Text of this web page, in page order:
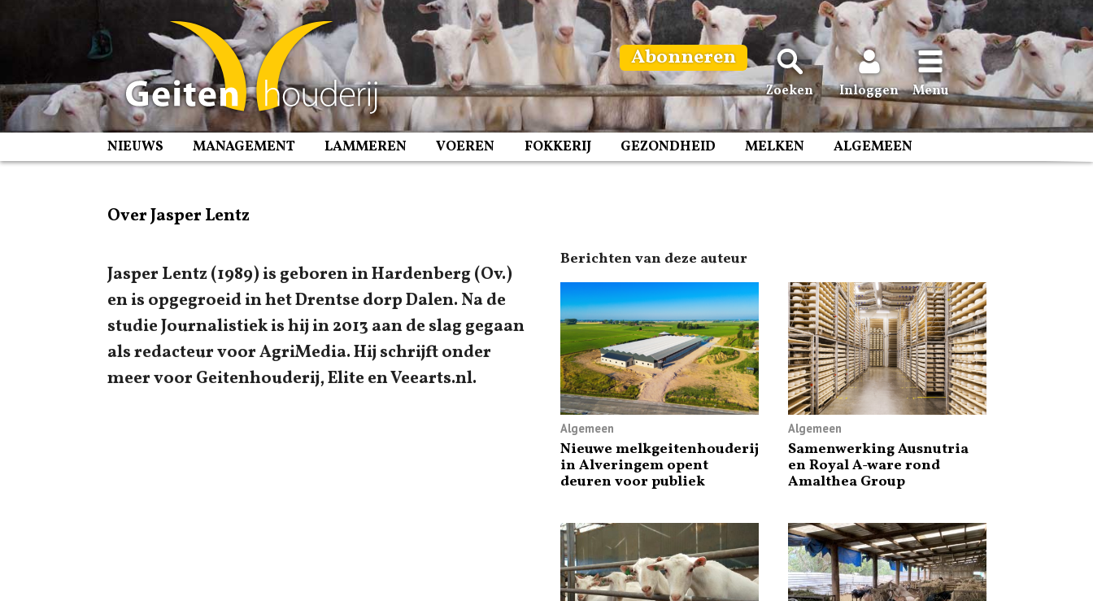
Abonneren
Zoeken Inloggen Menu
NIEUWS MANAGEMENT LAMMEREN VOEREN FOKKERIJ GEZONDHEID MELKEN ALGEMEEN
Over Jasper Lentz
Jasper Lentz (1989) is geboren in Hardenberg (Ov.)
en is opgegroeid in het Drentse dorp Dalen. Na de
studie Journalistiek is hij in 2013 aan de slag gegaan
als redacteur voor AgriMedia. Hij schrijft onder
meer voor Geitenhouderij, Elite en Veearts.nl.
Berichten van deze auteur
Algemeen
Nieuwe melkgeitenhouderij
in Alveringem opent
deuren voor publiek
Algemeen
Samenwerking Ausnutria
en Royal A-ware rond
Amalthea Group